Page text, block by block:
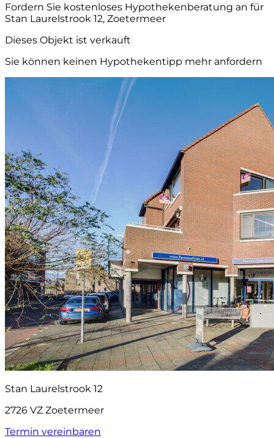
Fordern Sie kostenloses Hypothekenberatung an für
Stan Laurelstrook 12, Zoetermeer
Dieses Objekt ist verkauft
Sie können keinen Hypothekentipp mehr anfordern
Stan Laurelstrook 12
2726 VZ Zoetermeer
Termin vereinbaren